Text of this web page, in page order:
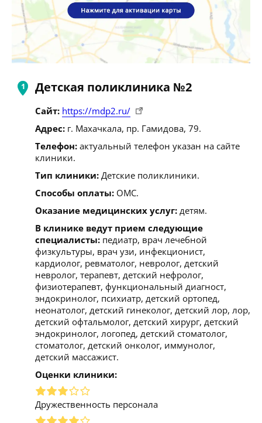
Детская поликлиника №2
Сайт: https://mdp2.ru/
Адрес: г. Махачкала, пр. Гамидова, 79.
Телефон: актуальный телефон указан на сайте
клиники.
Тип клиники: Детские поликлиники.
Способы оплаты: ОМС.
Оказание медицинских услуг: детям.
В клинике ведут прием следующие
специалисты: педиатр, врач лечебной
физкультуры, врач узи, инфекционист,
кардиолог, ревматолог, невролог, детский
невролог, терапевт, детский нефролог,
физиотерапевт, функциональный диагност,
эндокринолог, психиатр, детский ортопед,
неонатолог, детский гинеколог, детский лор, лор,
детский офтальмолог, детский хирург, детский
эндокринолог, логопед, детский стоматолог,
стоматолог, детский онколог, иммунолог,
детский массажист.
Оценки клиники:
Дружественность персонала